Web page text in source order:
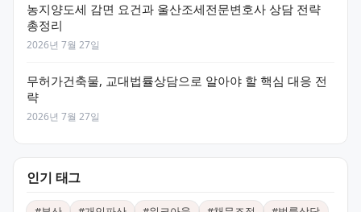
농지양도세 감면 요건과 울산조세전문변호사 상담 전략
총정리
2026년 7월 27일
무허가건축물, 교대법률상담으로 알아야 할 핵심 대응 전
략
2026년 7월 27일
인기 태그